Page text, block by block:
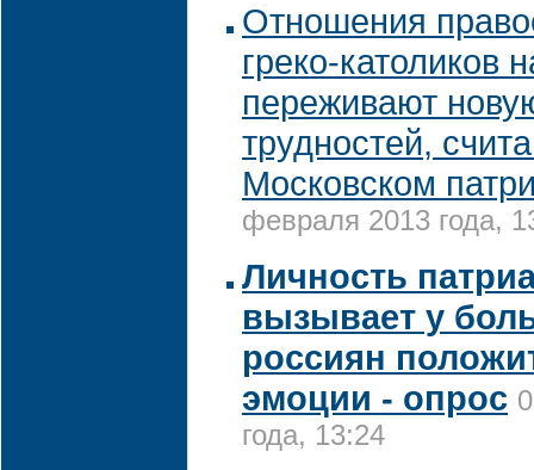
Отношения
греко-католиков
переживают
трудностей,
Московском
февраля 2013 года,
Личность
вызывает у
россиян
эмоции - опрос
года, 13:24